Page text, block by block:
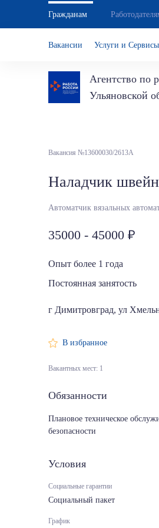
Гражданам
Вакансии Услуги и Сервисы
Агентство по
Ульяновской
Вакансия №13600030/2613А
Наладчик
Автоматчик вязальных
35000 - 45000
Опыт более 1 года
Постоянная занятость
г Димитровград, ул
В избранное
Вакантных мест: 1
Обязанности
Плановое техническое
безопасности
Условия
Социальные гарантии
Социальный пакет
График